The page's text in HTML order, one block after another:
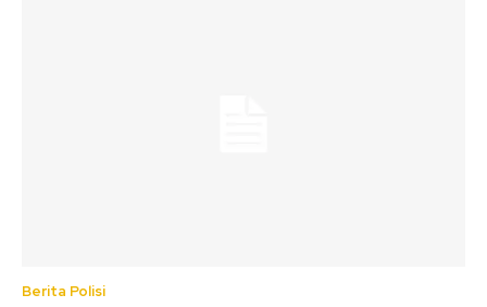
Berita Polisi